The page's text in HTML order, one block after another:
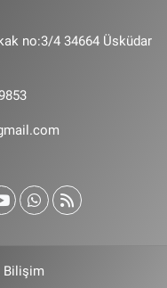
no:3/4 34664 Üsküdar
Bilişim